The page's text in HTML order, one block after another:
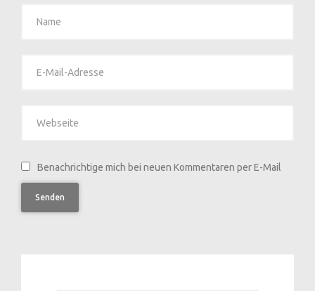
Benachrichtige mich bei neuen Kommentaren per E-Mail
Senden